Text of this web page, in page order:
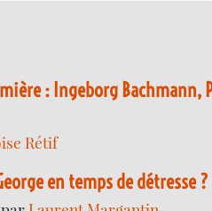
: Ingeborg Bachmann,
Rétif
en temps de détresse ?